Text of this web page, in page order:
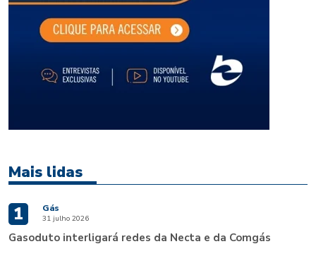
Mais lidas
1 Gás
31 julho 2026
Gasoduto interligará redes da Necta e da Comgás